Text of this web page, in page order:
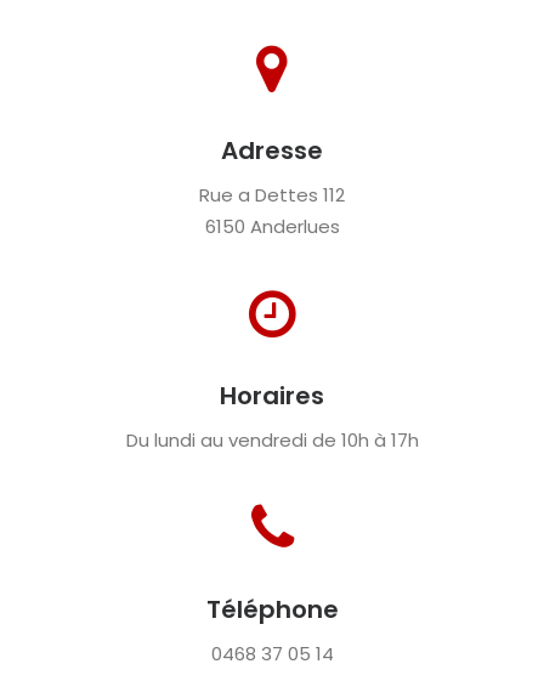
Adresse
Rue a Dettes 112
6150 Anderlues
Horaires
Du lundi au vendredi de 10h à 17h
Téléphone
0468 37 05 14